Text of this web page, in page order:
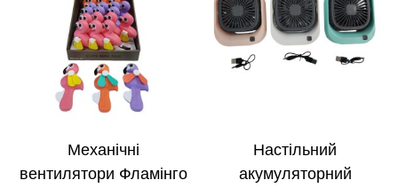
Механічні
вентилятори Фламінго
Настільний
акумуляторний